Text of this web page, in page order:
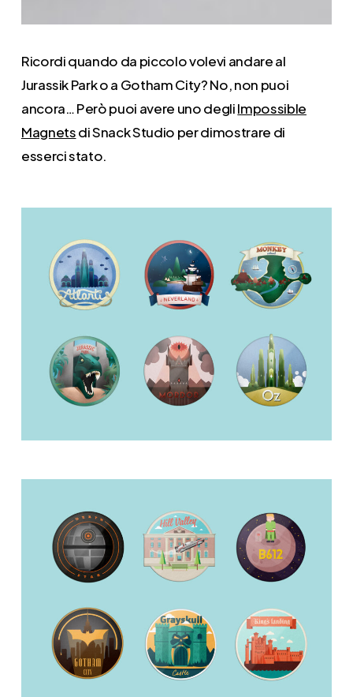
Ricordi quando da piccolo volevi andare al
Jurassik Park o a Gotham City? No, non puoi
ancora… Però puoi avere uno degliImpossible
Magnetsdi Snack Studio per dimostrare di
esserci stato.